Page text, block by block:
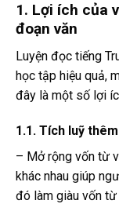
1. Lợi ích của
đoạn văn
Luyện đọc tiếng
học tập hiệu quả,
đây là một số lợi
1.1. Tích luỹ
– Mở rộng vốn từ
khác nhau giúp
đó làm giàu vốn từ